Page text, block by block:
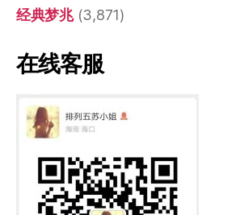
经典梦兆(3,871)
在线客服